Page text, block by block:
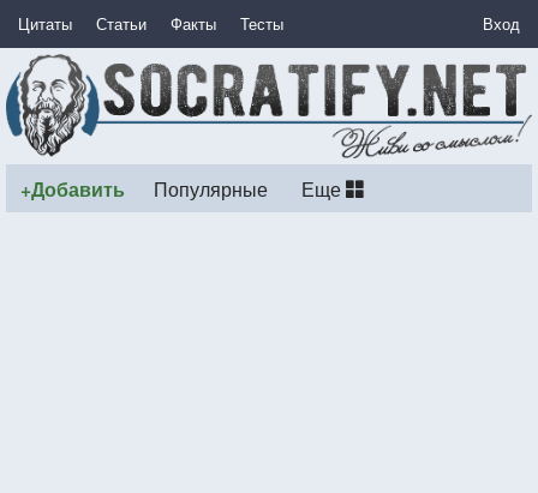
Цитаты Статьи Факты Тесты Вход
+Добавить Популярные Еще